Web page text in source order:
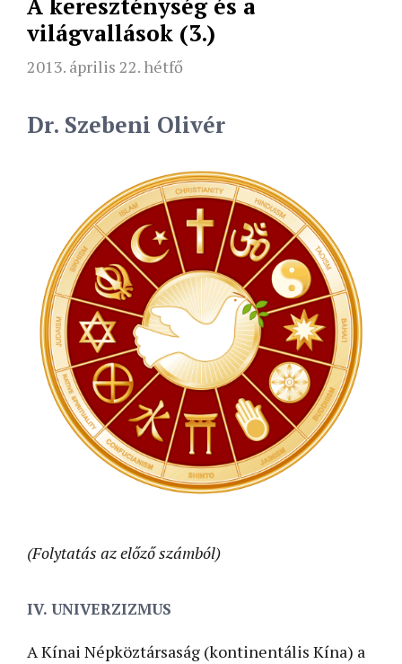
A kereszténység és a
világvallások (3.)
2013. április 22. hétfő
Dr. Szebeni Olivér
(Folytatás az előző számból)
IV. UNIVERZIZMUS
A Kínai Népköztársaság (kontinentális Kína) a